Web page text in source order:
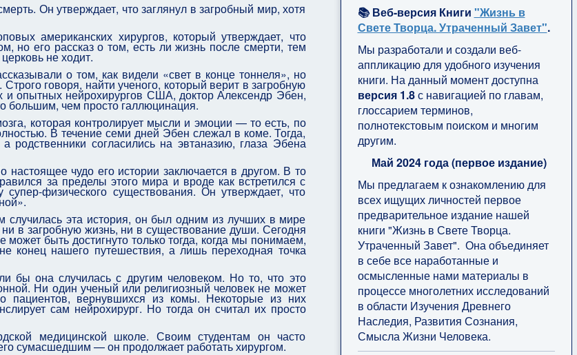
Он утверждает, что заглянул в загробный мир, хотя
американских хирургов, который утверждает, что
но его рассказ о том, есть ли жизнь после смерти, тем
не ходит.
о том, как видели «свет в конце тоннеля», но
говоря, найти ученого, который верит в загробную
и опытных нейрохирургов США, доктор Алексендр Эбен,
большим, чем просто галлюцинация.
которая контролирует мысли и эмоции — то есть, по
В течение семи дней Эбен слежал в коме. Тогда,
родственники согласились на эвтаназию, глаза Эбена
чудо его истории заключается в другом. В то
за пределы этого мира и вроде как встретился с
физического существования. Он утверждает, что
эта история, он был одним из лучших в мире
в загробную жизнь, ни в существование души. Сегодня
быть достигнуто только тогда, когда мы понимаем,
нашего путешествия, а лишь переходная точка
бы она случилась с другим человеком. Но то, что это
Ни один ученый или религиозный человек не может
вернувшихся из комы. Некоторые из них
сам нейрохирург. Но тогда он считал их просто
медицинской школе. Своим студентам он часто
сумасшедшим — он продолжает работать хирургом.
📚 Веб-версия Книги "Жизнь в
Свете Творца. Утраченный Завет".
Мы разработали и создали веб-
аппликацию для удобного изучения
книги. На данный момент доступна
версия 1.8с навигацией по главам,
глоссарием терминов,
полнотекстовым поиском и многим
другим.
Май 2024 года (первое издание)
Мы предлагаем к ознакомлению для
всех ищущих личностей первое
предварительное издание нашей
книги "Жизнь в Свете Творца.
Утраченный Завет". Она объединяет
в себе все наработанные и
осмысленные нами материалы в
процессе многолетних исследований
в области Изучения Древнего
Наследия, Развития Сознания,
Смысла Жизни Человека.